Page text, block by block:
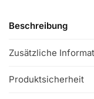
Beschreibung
Zusätzliche
Produktsicherheit